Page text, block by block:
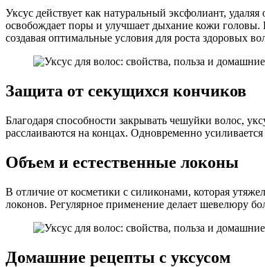
Уксус действует как натуральный эксфолиант,
освобождает поры и улучшает дыхание кожи головы.
создавая оптимальные условия для роста здоровых
Защита от секущихся кончиков
Благодаря способности закрывать чешуйки волос,
расслаиваются на концах. Одновременно
Объем и естественные локоны
В отличие от косметики с силиконами, которая
локонов. Регулярное применение делает шевелюру
Домашние рецепты с уксусом